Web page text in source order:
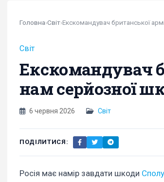
Головна›Світ›
Світ
Екскомандувач
нам серйозної
6 червня 2026 Світ
ПОДІЛИТИСЯ:
Росія має намір завдати шкоди